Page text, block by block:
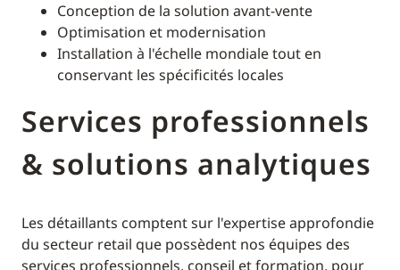
Conception de la solution avant-vente
Optimisation et modernisation
Installation à l'échelle mondiale tout en
conservant les spécificités locales
Services professionnels
& solutions analytiques
Les détaillants comptent sur l'expertise approfondie
du secteur retail que possèdent nos équipes des
services professionnels, conseil et formation, pour